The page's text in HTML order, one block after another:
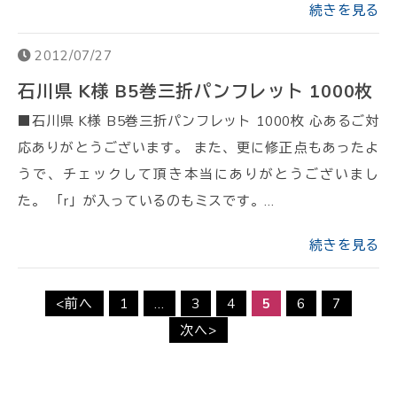
続きを見る
2012/07/27
石川県 K様 B5巻三折パンフレット 1000枚
■石川県 K様 B5巻三折パンフレット 1000枚 心あるご対
応ありがとうございます。 また、更に修正点もあったよ
うで、チェックして頂き本当にありがとうございまし
た。 「r」が入っているのもミスです。…
続きを見る
<前へ 1 … 3 4 5 6
7
次へ>